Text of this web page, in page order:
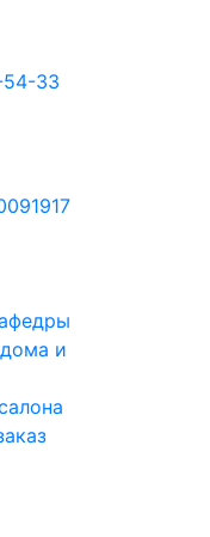
33
и